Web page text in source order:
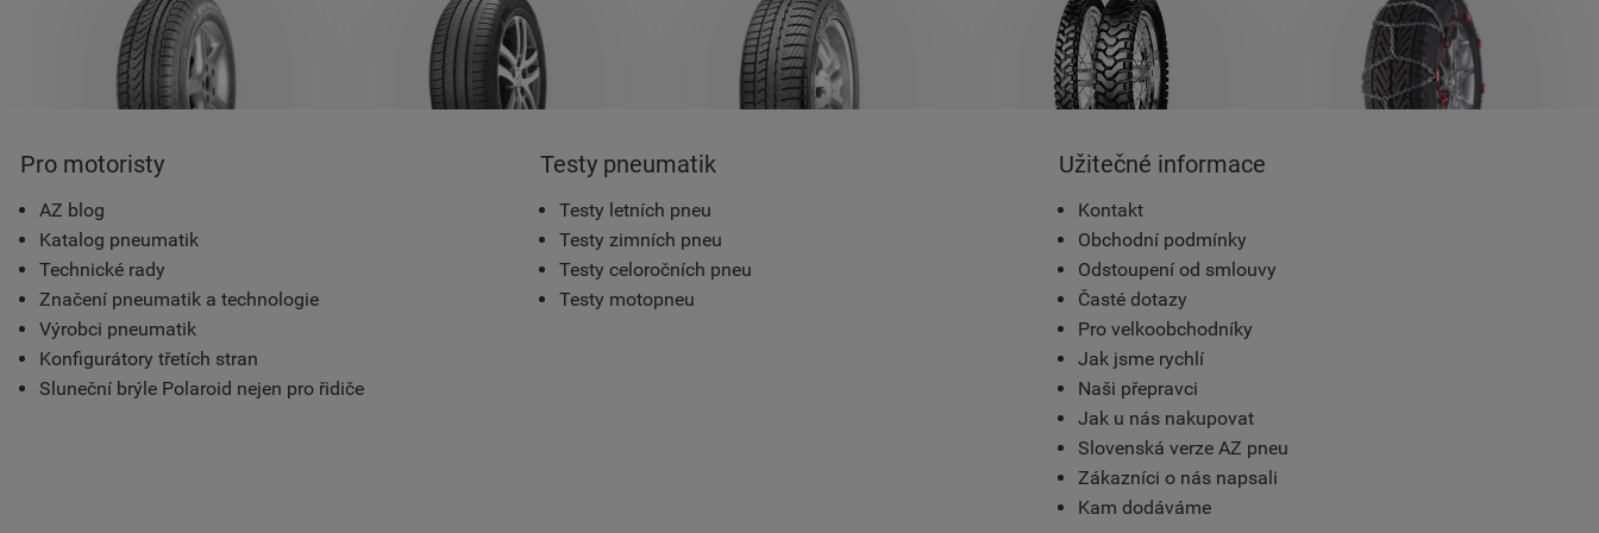
Pro motoristy
AZ blog
Katalog pneumatik
Technické rady
Značení pneumatik a technologie
Výrobci pneumatik
Konfigurátory třetích stran
Sluneční brýle Polaroid nejen pro řidiče
Testy pneumatik
Testy letních pneu
Testy zimních pneu
Testy celoročních pneu
Testy motopneu
Užitečné informace
Kontakt
Obchodní podmínky
Odstoupení od smlouvy
Časté dotazy
Pro velkoobchodníky
Jak jsme rychlí
Naši přepravci
Jak u nás nakupovat
Slovenská verze AZ pneu
Zákazníci o nás napsali
Kam dodáváme